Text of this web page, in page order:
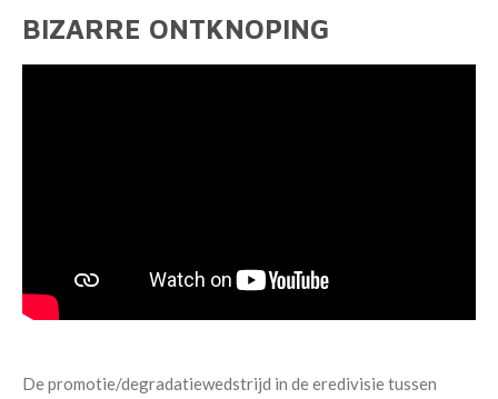
BIZARRE ONTKNOPING
De promotie/degradatiewedstrijd in de eredivisie tussen